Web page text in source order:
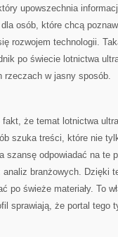
upowszechnia
osób, które chcą
rozwojem technologii.
po świecie lotnictwa
rzeczach w jasny sposób.
że temat lotnictwa
szuka treści, które nie
szansę odpowiadać na te
branżowych. Dzięki
po świeże materiały. To
sprawiają, że portal tego